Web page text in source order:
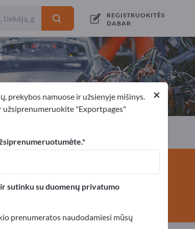
REGISTRUOKITĖS
DABAR
Eksportuotojai
svetainėje.
×
prekybos namuose ir užsienyje mišinys.
"Exportpages"
sutinku su duomenų privatumo
prenumeratos naudodamiesi mūsų